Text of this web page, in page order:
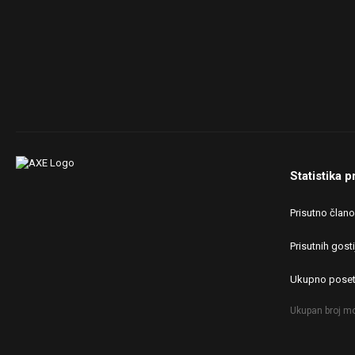
Statistika
Prisutno
Prisutnih
Ukupno
Ukupan broj